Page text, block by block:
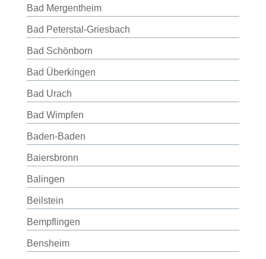
Bad Mergentheim
Bad Peterstal-Griesbach
Bad Schönborn
Bad Überkingen
Bad Urach
Bad Wimpfen
Baden-Baden
Baiersbronn
Balingen
Beilstein
Bempflingen
Bensheim